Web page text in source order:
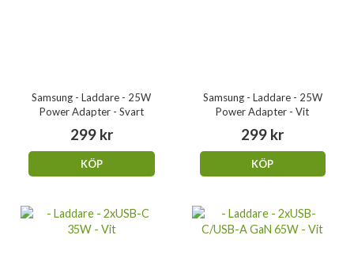
Samsung - Laddare - 25W
Power Adapter - Svart
299 kr
KÖP
Samsung - Laddare - 25W
Power Adapter - Vit
299 kr
KÖP